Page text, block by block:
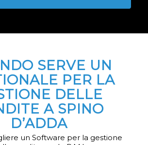
SERVE UN
PER LA
DELLE
A SPINO
D’ADDA
un Software per la gestione